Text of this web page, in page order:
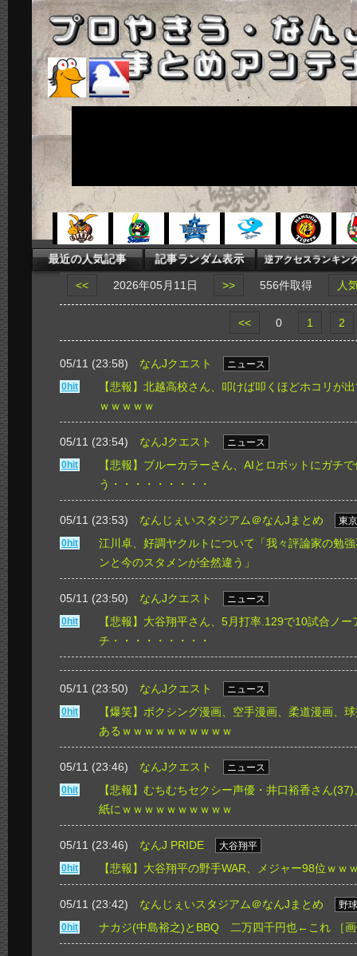
<< 2026年05月11日 >> 556件取得 人
<< 0 1 2
05/11 (23:58) なんJクエスト
ニュース
0hit
【悲報】北越高校さん、叩けば叩くほどホコリが
ｗｗｗｗｗ
05/11 (23:54) なんJクエスト
ニュース
0hit
【悲報】ブルーカラーさん、AIとロボットにガチ
う・・・・・・・・・
05/11 (23:53) なんじぇいスタジアム＠なんJまとめ
東
0hit
江川卓、好調ヤクルトについて「我々評論家の勉
ンと今のスタメンが全然違う」
05/11 (23:50) なんJクエスト
ニュース
0hit
【悲報】大谷翔平さん、5月打率.129で10試合ノー
チ・・・・・・・・・
05/11 (23:50) なんJクエスト
ニュース
0hit
【爆笑】ボクシング漫画、空手漫画、柔道漫画、
あるｗｗｗｗｗｗｗｗｗｗ
05/11 (23:46) なんJクエスト
ニュース
0hit
【悲報】むちむちセクシー声優・井口裕香さん
紙にｗｗｗｗｗｗｗｗｗｗ
05/11 (23:46) なんJ PRIDE
大谷翔平
0hit
【悲報】大谷翔平の野手WAR、メジャー98位ｗｗ
05/11 (23:42) なんじぇいスタジアム＠なんJまとめ
野
0hit
ナカジ(中島裕之)とBBQ 二万四千円也←これ ［